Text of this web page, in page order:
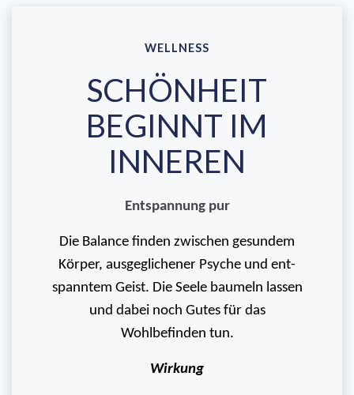
WELLNESS
SCHÖNHEIT
BEGINNT IM
INNEREN
Entspannung pur
Die Balance finden zwischen gesundem
Körper, ausgegli­chener Psyche und ent­
spanntem Geist. Die Seele baumeln lassen
und dabei noch Gutes für das
Wohlbefinden tun.
Wirkung